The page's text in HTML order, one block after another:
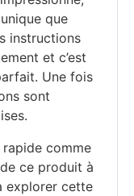
que
instructions
et c’est
Une fois
sont
comme
ce produit à
explorer cette